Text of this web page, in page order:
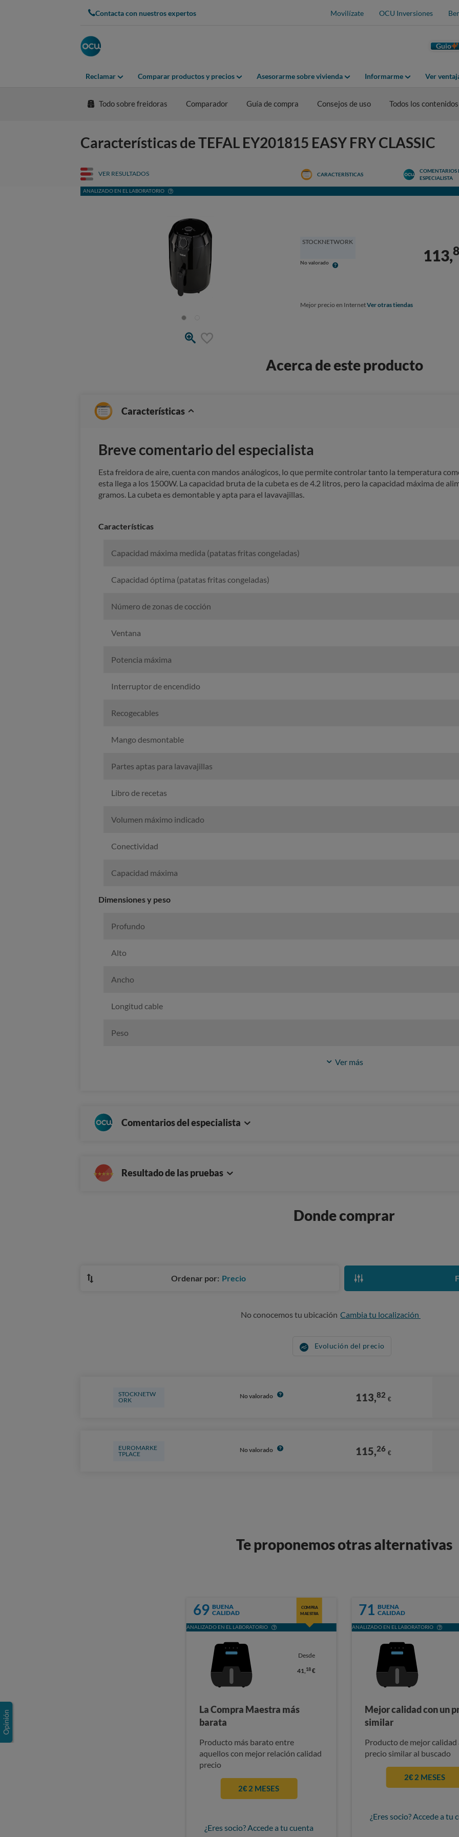
Contacta con nuestros expertos Movilízate OCU Inversiones
Guio
Reclamar Comparar productos y precios Asesorarme sobre vivienda Informarme Ver
Todo sobre freidoras Comparador Guía de compra Consejos de uso Todos los contenidos
Características de TEFAL EY201815 EASY FRY CLASSIC
VER RESULTADOS
ANALIZADO EN EL LABORATORIO
CARACTERÍSTICAS
COMENTARIOS
ESPECIALISTA
STOCKNETWORK
No valorado 113,
Mejor precio en InternetVer otras tiendas
Acerca de este producto
Características
Breve comentario del especialista
Esta freidora de aire, cuenta con mandos análogicos, lo que permite controlar tanto la temperatura
esta llega a los 1500W. La capacidad bruta de la cubeta es de 4.2 litros, pero la capacidad máxima de
gramos. La cubeta es demontable y apta para el lavavajillas.
Características
Capacidad máxima medida (patatas fritas congeladas)
Capacidad óptima (patatas fritas congeladas)
Número de zonas de cocción
Ventana
Potencia máxima
Interruptor de encendido
Recogecables
Mango desmontable
Partes aptas para lavavajillas
Libro de recetas
Volumen máximo indicado
Conectividad
Capacidad máxima
Dimensiones y peso
Profundo
Alto
Ancho
Longitud cable
Peso
Ver más
Comentarios del especialista
Resultado de las pruebas
Donde comprar
Ordenar por: Precio
No conocemos tu ubicación Cambia tu localización
Evolución del precio
STOCKNETW
ORK
No valorado 113,82 €
EUROMARKE
TPLACE
No valorado 115,26 €
Te proponemos otras alternativas
69 BUENA
CALIDAD
COMPRA
MAESTRA
ANALIZADO EN EL LABORATORIO
Desde
41,18 €
La Compra Maestra más
barata
Producto más barato entre
aquellos con mejor relación calidad
precio
2€ 2 MESES
¿Eres socio? Accede a tu cuenta
71 BUENA
CALIDAD
ANALIZADO EN EL LABORATORIO
Mejor calidad con un
similar
Producto de mejor calidad
precio similar al buscado
2€ 2 MESES
¿Eres socio? Accede a tu